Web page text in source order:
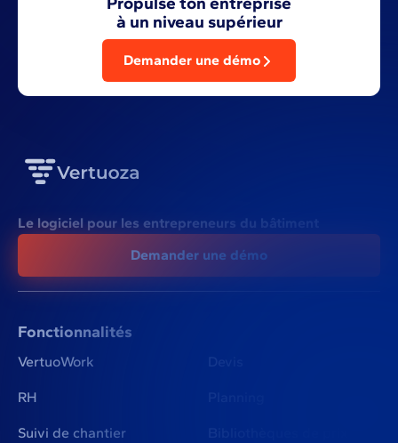
à un niveau supérieur
Demander une démo
Le logiciel pour les entrepreneurs du bâtiment
Demander une démo
Fonctionnalités
VertuoWork
RH
Suivi de chantier